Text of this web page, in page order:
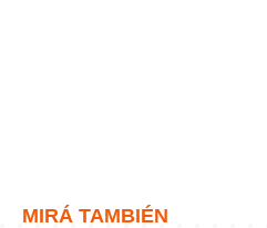
MIRÁ TAMBIÉN